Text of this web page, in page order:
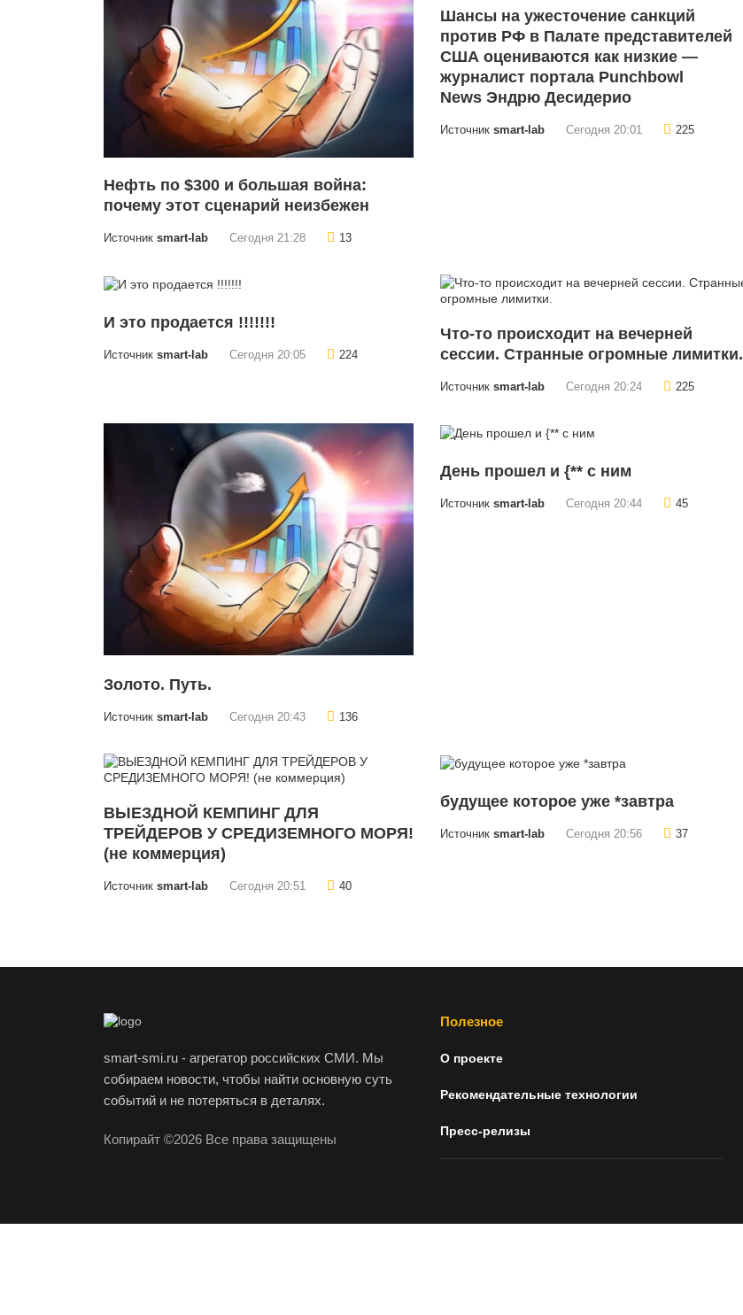
Нефть по $300 и большая война:
почему этот сценарий неизбежен
Источник smart-lab Сегодня 21:28 13
Шансы на ужесточение санкций
против РФ в Палате представителей
США оцениваются как низкие —
журналист портала Punchbowl
News Эндрю Десидерио
Источник smart-lab Сегодня 20:01 225
И это продается !!!!!!!
Источник smart-lab Сегодня 20:05 224
Что-то происходит на вечерней
сессии. Странные огромные лимитки.
Источник smart-lab Сегодня 20:24 225
Золото. Путь.
Источник smart-lab Сегодня 20:43 136
День прошел и {** с ним
Источник smart-lab Сегодня 20:44 45
ВЫЕЗДНОЙ КЕМПИНГ ДЛЯ
ТРЕЙДЕРОВ У СРЕДИЗЕМНОГО МОРЯ!
(не коммерция)
Источник smart-lab Сегодня 20:51 40
будущее которое уже *завтра
Источник smart-lab Сегодня 20:56 37
smart-smi.ru - агрегатор российских СМИ. Мы
собираем новости, чтобы найти основную суть
событий и не потеряться в деталях.
Копирайт ©2026 Все права защищены
Полезное
О проекте
Рекомендательные технологии
Пресс-релизы